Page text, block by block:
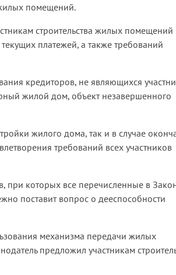
помещений.
строительства жилых помещений
платежей, а также требований
кредиторов, не являющихся
жилой дом, объект незавершенного
жилого дома, так и в случае
требований всех участников
при которых все перечисленные в
поставит вопрос о дееспособности
механизма передачи жилых
предложил участникам